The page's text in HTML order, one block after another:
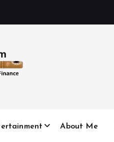
About Me